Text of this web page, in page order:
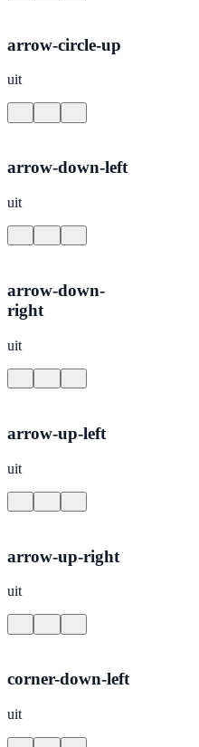
arrow-circle-up
uit
arrow-down-left
uit
arrow-down-
right
uit
arrow-up-left
uit
arrow-up-right
uit
corner-down-left
uit